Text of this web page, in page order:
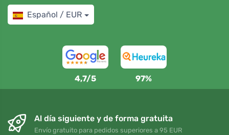
Español / EUR
4,7/5 97%
Al día siguiente y de forma gratuita
Envío gratuito para pedidos superiores a 95 EUR